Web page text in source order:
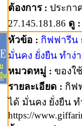
ต้องการ : ประก
27.145.181.86 ดู :
หัวข้อ : กิฟฟารีน
มั่นคง ยั่งยืน ทำง่
หมวดหมู่ : ของใ
รายละเอียด : กิฟ
ได้ มั่นคง ยั่งยืน
https://